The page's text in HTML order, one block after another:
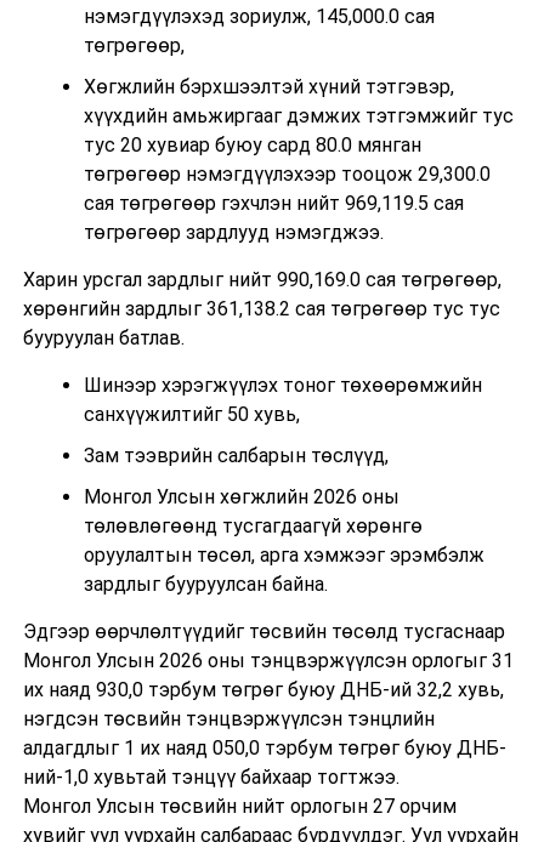
нэмэгдүүлэхэд зориулж, 145,000.0 сая
төгрөгөөр,
Хөгжлийн бэрхшээлтэй хүний тэтгэвэр,
хүүхдийн амьжиргааг дэмжих тэтгэмжийг тус
тус 20 хувиар буюу сард 80.0 мянган
төгрөгөөр нэмэгдүүлэхээр тооцож 29,300.0
сая төгрөгөөр гэхчлэн нийт 969,119.5 сая
төгрөгөөр зардлууд нэмэгджээ.
Харин урсгал зардлыг нийт 990,169.0 сая төгрөгөөр,
хөрөнгийн зардлыг 361,138.2 сая төгрөгөөр тус тус
бууруулан батлав.
Шинээр хэрэгжүүлэх тоног төхөөрөмжийн
санхүүжилтийг 50 хувь,
Зам тээврийн салбарын төслүүд,
Монгол Улсын хөгжлийн 2026 оны
төлөвлөгөөнд тусгагдаагүй хөрөнгө
оруулалтын төсөл, арга хэмжээг эрэмбэлж
зардлыг бууруулсан байна.
Эдгээр өөрчлөлтүүдийг төсвийн төсөлд тусгаснаар
Монгол Улсын 2026 оны тэнцвэржүүлсэн орлогыг 31
их наяд 930,0 тэрбум төгрөг буюу ДНБ-ий 32,2 хувь,
нэгдсэн төсвийн тэнцвэржүүлсэн тэнцлийн
алдагдлыг 1 их наяд 050,0 тэрбум төгрөг буюу ДНБ-
ний-1,0 хувьтай тэнцүү байхаар тогтжээ.
Монгол Улсын төсвийн нийт орлогын 27 орчим
хувийг уул уурхайн салбараас бүрдүүлдэг. Уул уурхайн